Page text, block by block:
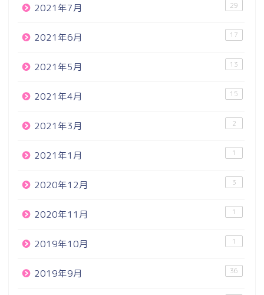
2021年7月 29
2021年6月 17
2021年5月 13
2021年4月 15
2021年3月 2
2021年1月 1
2020年12月 3
2020年11月 1
2019年10月 1
2019年9月 36